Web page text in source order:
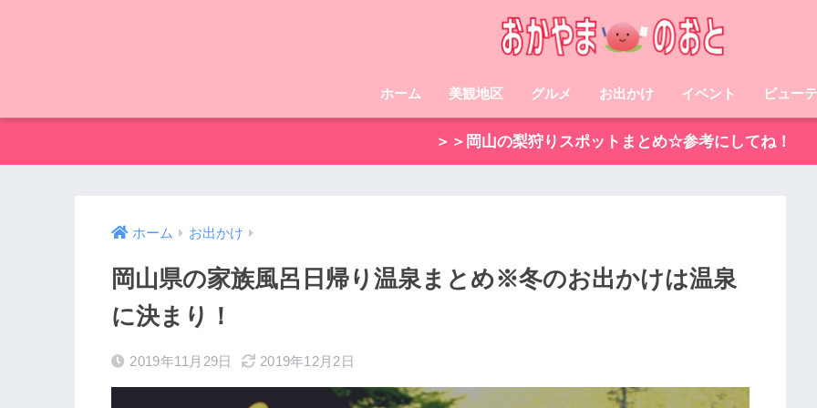
ホーム 美観地区 グルメ お出かけ イベント ビュー
＞＞岡山の梨狩りスポットまとめ☆参考にしてね！
ホーム お出かけ
岡山県の家族風呂日帰り温泉まとめ※冬のお出かけは温泉
に決まり！
2019年11月29日 2019年12月2日